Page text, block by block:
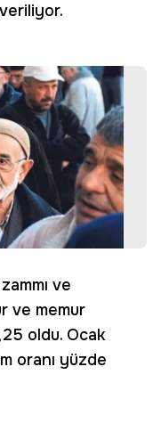
ve
ve memur
oldu. Ocak
oranı yüzde